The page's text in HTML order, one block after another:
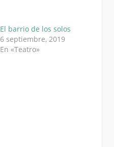
El barrio de los solos
6 septiembre, 2019
En «Teatro»